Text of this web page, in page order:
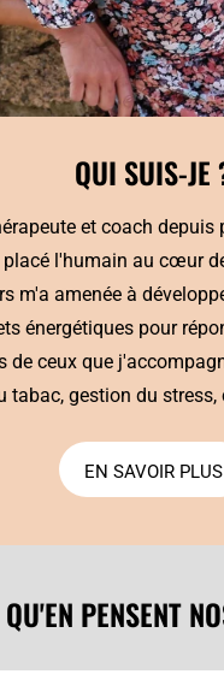
QUI SUIS-JE
et coach depuis
l'humain au cœur
m'a amenée à
énergétiques pour
de ceux que
tabac, gestion du stress,
EN SAVOIR PLUS
PENSENT